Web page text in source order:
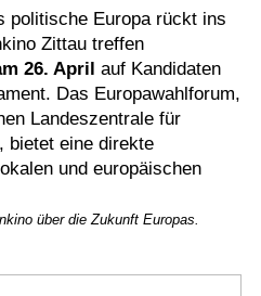
politische Europa rückt ins
Zittau treffen
26. April auf Kandidaten
Das Europawahlforum,
Landeszentrale für
bietet eine direkte
und europäischen
über die Zukunft Europas.